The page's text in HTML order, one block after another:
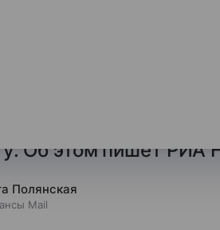
земельных
средств 1
налогов за 2024
Об этом пишет РИА
Полянская
Mail